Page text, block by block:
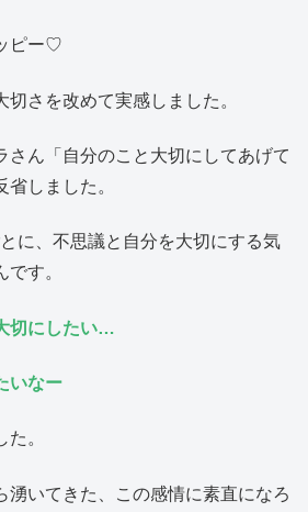
ッピー♡
切さを改めて実感しました。
さん「自分のこと大切にしてあげて
しました。
に、不思議と自分を大切にする気
す。
切にしたい…
いなー
。
湧いてきた、この感情に素直になろ